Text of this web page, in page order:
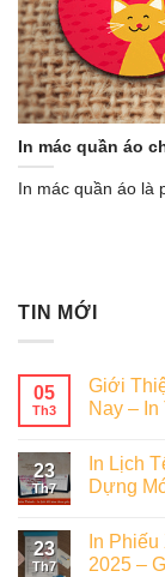
In mác quần áo
In mác quần áo là
TIN MỚI
05
Th3
Giới
Nay –
23
Th7
In Lịch
Dựng
23
Th7
In
2025 –